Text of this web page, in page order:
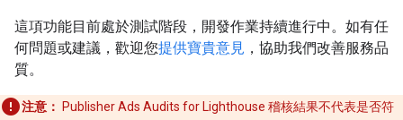
這項功能目前處於測試階段，開發作業持續進行中。如有任
何問題或建議，歡迎您提供寶貴意見 ，協助我們改善服務品
質。
注意：
Publisher Ads Audits for Lighthouse 稽核結果不代表是否符